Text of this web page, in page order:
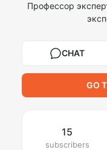
Профессор
CHAT
GO
15
subscribers